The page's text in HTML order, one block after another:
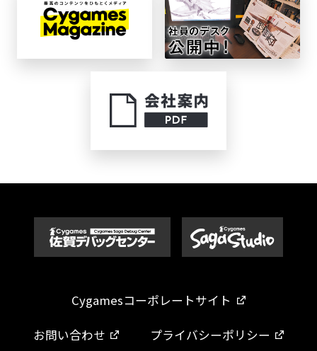
Cygamesコーポレートサイト
お問い合わせ プライバシーポリシー